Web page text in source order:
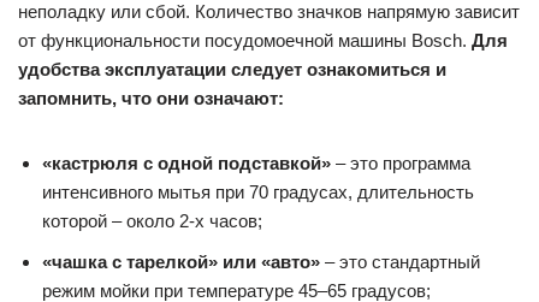
неполадку или сбой. Количество значков напрямую зависит
от функциональности посудомоечной машины Bosch. Для
удобства эксплуатации следует ознакомиться и
запомнить, что они означают:
«кастрюля с одной подставкой» – это программа
интенсивного мытья при 70 градусах, длительность
которой – около 2-х часов;
«чашка с тарелкой» или «авто» – это стандартный
режим мойки при температуре 45–65 градусов;